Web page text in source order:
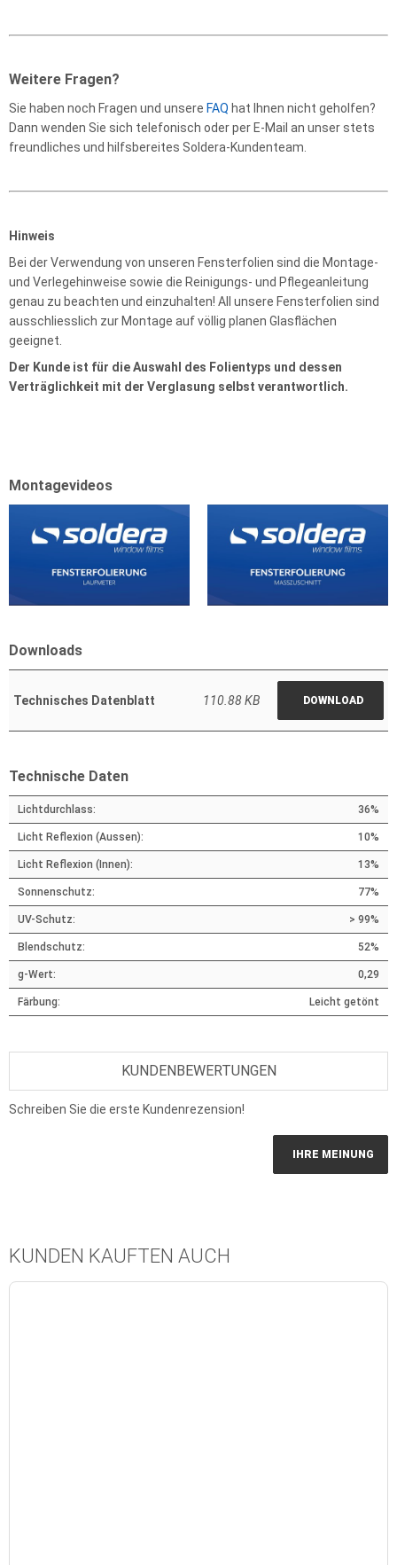
Weitere Fragen?
Sie haben noch Fragen und unsere FAQ hat Ihnen nicht geholfen?
Dann wenden Sie sich telefonisch oder per E-Mail an unser stets
freundliches und hilfsbereites Soldera-Kundenteam.
Hinweis
Bei der Verwendung von unseren Fensterfolien sind die Montage-
und Verlegehinweise sowie die Reinigungs- und Pflegeanleitung
genau zu beachten und einzuhalten! All unsere Fensterfolien sind
ausschliesslich zur Montage auf völlig planen Glasflächen
geeignet.
Der Kunde ist für die Auswahl des Folientyps und dessen
Verträglichkeit mit der Verglasung selbst verantwortlich.
Montagevideos
Downloads
Technisches Datenblatt 110.88 KB DOWNLOAD
Technische Daten
Lichtdurchlass: 36%
Licht Reflexion (Aussen): 10%
Licht Reflexion (Innen): 13%
Sonnenschutz: 77%
UV-Schutz: > 99%
Blendschutz: 52%
g-Wert: 0,29
Färbung: Leicht getönt
KUNDENBEWERTUNGEN
Schreiben Sie die erste Kundenrezension!
IHRE MEINUNG
KUNDEN KAUFTEN AUCH